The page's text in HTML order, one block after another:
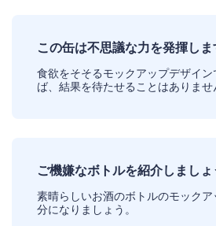
この缶は不思議な力を発揮しま
食欲をそそるモックアップデザイ
ば、結果を待たせることはありませ
ご機嫌なボトルを紹介しましょ
素晴らしいお酒のボトルのモック
分になりましょう。